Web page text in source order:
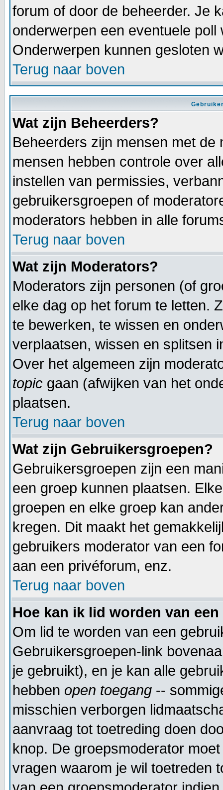
forum of door de beheerder. Je
onderwerpen een eventuele
Onderwerpen kunnen gesloten
Terug naar boven
Wat zijn Beheerders?
Beheerders zijn mensen met
mensen hebben controle over
instellen van permissies,
gebruikersgroepen of
moderators hebben in alle
Terug naar boven
Wat zijn Moderators?
Moderators zijn personen (of
elke dag op het forum te letten.
te bewerken, te wissen en
verplaatsen, wissen en splitsen
Over het algemeen zijn
topic gaan (afwijken van het
plaatsen.
Terug naar boven
Wat zijn Gebruikersgroepen?
Gebruikersgroepen zijn een
een groep kunnen plaatsen.
groepen en elke groep kan
kregen. Dit maakt het
gebruikers moderator van een
aan een privéforum, enz.
Terug naar boven
Hoe kan ik lid worden van
Om lid te worden van een
Gebruikersgroepen-link
je gebruikt), en je kan alle
hebben open toegang --
misschien verborgen
aanvraag tot toetreding doen
knop. De groepsmoderator
vragen waarom je wil toetreden